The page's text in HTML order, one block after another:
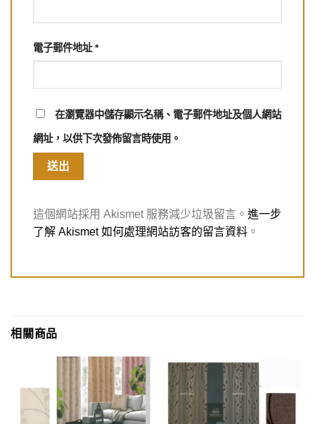
電子郵件地址*
在瀏覽器中儲存顯示名稱、電子郵件地址及個人網站
網址，以供下次發佈留言時使用。
這個網站採用 Akismet 服務減少垃圾留言。 進一步
了解 Akismet 如何處理網站訪客的留言資料 。
相關商品